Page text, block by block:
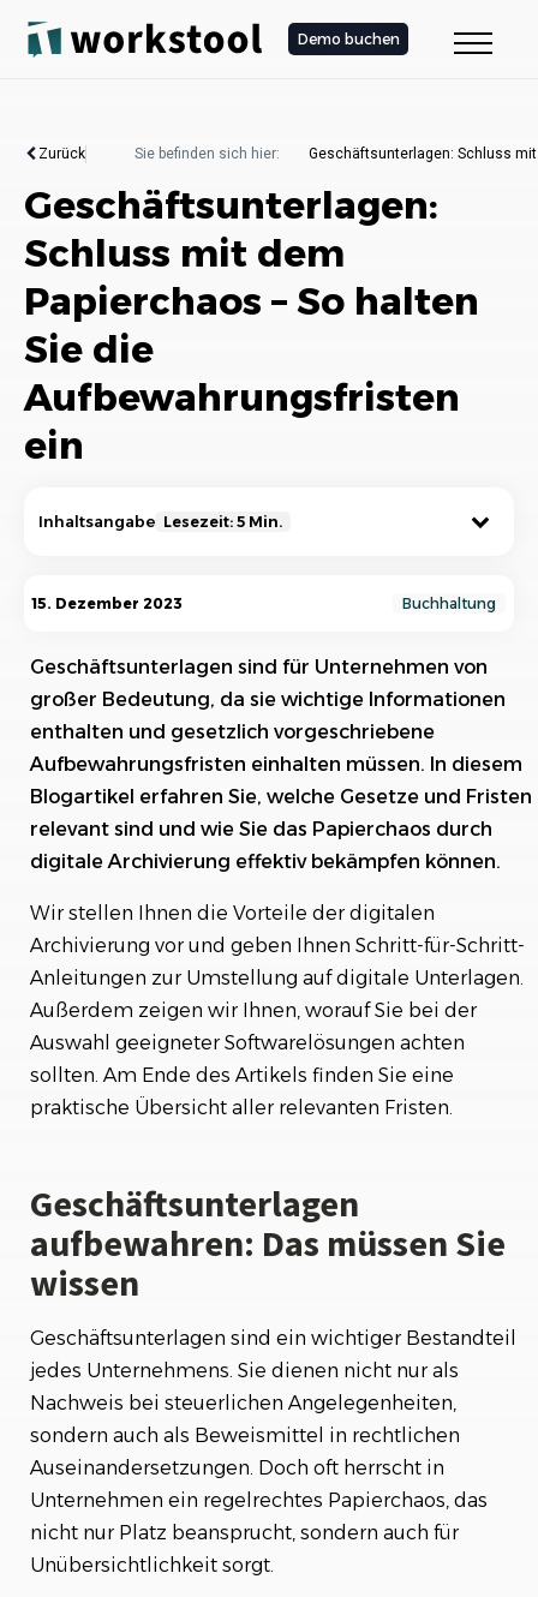
Demo buchen
Zurück Sie befinden sich hier: Geschäftsunterlagen: Schluss
Geschäftsunterlagen:
Schluss mit dem
Papierchaos – So halten
Sie die
Aufbewahrungsfristen
ein
Inhaltsangabe Lesezeit: 5 Min.
Geschäftsunterlagen aufbewahren: Das müssen
Sie wissen
Tabelle mit allen Fristen für
Geschäftsunterlagen
Bedeutung von Geschäftsunterlagen
Relevante Gesetze und Aufbewahrungsfristen
Digitale Archivierung als Lösung
Vorteile der digitalen Archivierung von
Schritte zur Umstellung auf digitale Unterlagen
Auswahl geeigneter Softwarelösungen
15. Dezember 2023 Buchhaltung
Geschäftsunterlagen sind für Unternehmen von
großer Bedeutung, da sie wichtige Informationen
enthalten und gesetzlich vorgeschriebene
Aufbewahrungsfristen einhalten müssen. In diesem
Blogartikel erfahren Sie, welche Gesetze und Fristen
relevant sind und wie Sie das Papierchaos durch
digitale Archivierung effektiv bekämpfen können.
Wir stellen Ihnen die Vorteile der digitalen
Archivierung vor und geben Ihnen Schritt-für-Schritt-
Anleitungen zur Umstellung auf digitale Unterlagen.
Außerdem zeigen wir Ihnen, worauf Sie bei der
Auswahl geeigneter Softwarelösungen achten
sollten. Am Ende des Artikels finden Sie eine
praktische Übersicht aller relevanten Fristen.
Geschäftsunterlagen
aufbewahren: Das müssen Sie
wissen
Geschäftsunterlagen sind ein wichtiger Bestandteil
jedes Unternehmens. Sie dienen nicht nur als
Nachweis bei steuerlichen Angelegenheiten,
sondern auch als Beweismittel in rechtlichen
Auseinandersetzungen. Doch oft herrscht in
Unternehmen ein regelrechtes Papierchaos, das
nicht nur Platz beansprucht, sondern auch für
Unübersichtlichkeit sorgt.